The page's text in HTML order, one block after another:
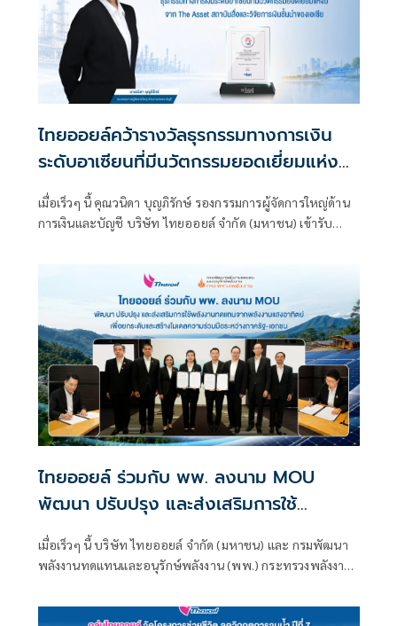
ไทยออยล์คว้ารางวัลธุรกรรมทางการเงิน
ระดับอาเซียนที่มีนวัตกรรมยอดเยี่ยมแห่งปี
จาก The Asset สถาบันสื่อและวิจัยการเงิน
ชั้นนำของเอเชีย
เมื่อเร็วๆ นี้ คุณวนิดา บุญภิรักษ์ รองกรรมการผู้จัดการใหญ่ด้าน
การเงินและบัญชี บริษัท ไทยออยล์ จำกัด (มหาชน) เข้ารับ
ไทยออยล์ ร่วมกับ พพ. ลงนาม MOU
พัฒนา ปรับปรุง และส่งเสริมการใช้
พลังงานทดแทน จากพลังงานแสงอาทิตย์
เพื่อยกระดับและสร้างโมเดลความร่วมมือ
ระหว่างภาครัฐ-เอกชน
เมื่อเร็วๆ นี้ บริษัท ไทยออยล์ จำกัด (มหาชน) และ กรมพัฒนา
พลังงานทดแทนและอนุรักษ์พลังงาน (พพ.) กระทรวงพลังงาน
การพัฒนา ปรับปรุง และส่งเสริมการใช้พลังงานทดแทนจาก